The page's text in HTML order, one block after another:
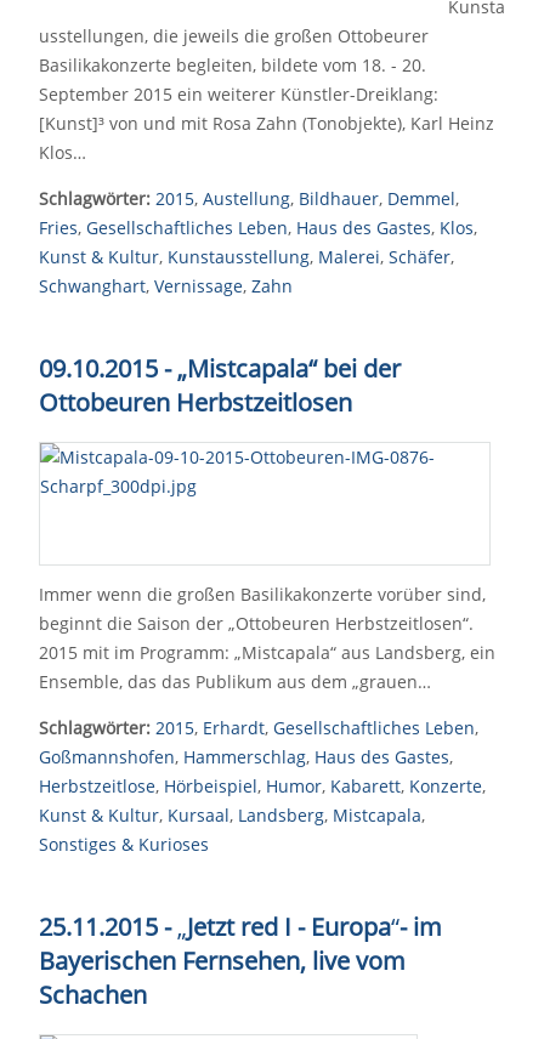
Kunsta
usstellungen, die jeweils die großen Ottobeurer
Basilikakonzerte begleiten, bildete vom 18. - 20.
September 2015 ein weiterer Künstler-Dreiklang:
[Kunst]³ von und mit Rosa Zahn (Tonobjekte), Karl Heinz
Klos…
Schlagwörter: 2015, Austellung, Bildhauer, Demmel,
Fries, Gesellschaftliches Leben, Haus des Gastes, Klos,
Kunst & Kultur, Kunstausstellung, Malerei, Schäfer,
Schwanghart, Vernissage, Zahn
09.10.2015 - „Mistcapala“ bei der
Ottobeuren Herbstzeitlosen
Immer wenn die großen Basilikakonzerte vorüber sind,
beginnt die Saison der „Ottobeuren Herbstzeitlosen“.
2015 mit im Programm: „Mistcapala“ aus Landsberg, ein
Ensemble, das das Publikum aus dem „grauen…
Schlagwörter: 2015, Erhardt, Gesellschaftliches Leben,
Goßmannshofen, Hammerschlag, Haus des Gastes,
Herbstzeitlose, Hörbeispiel, Humor, Kabarett, Konzerte,
Kunst & Kultur, Kursaal, Landsberg, Mistcapala,
Sonstiges & Kurioses
25.11.2015 -„Jetzt red I - Europa“- im
Bayerischen Fernsehen, live vom
Schachen